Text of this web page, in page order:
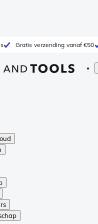
Gratis verzending vanaf €50